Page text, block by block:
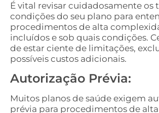
É vital revisar cuidadosamente os
condições do seu plano para
procedimentos de alta
incluídos e sob quais condições.
de estar ciente de limitações,
possíveis custos adicionais.
Autorização Prévia:
Muitos planos de saúde exigem
prévia para procedimentos de alta